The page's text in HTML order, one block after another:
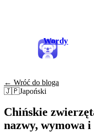
Wordy
← Wróć do bloga
🇯🇵Japoński
Chińskie
nazwy, wymowa